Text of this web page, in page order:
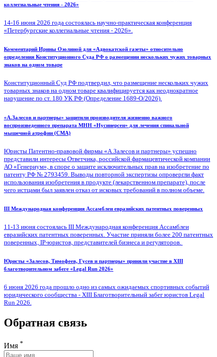
коллегиальные чтения - 2026»
14-16 июня 2026 года состоялась научно-практическая конференция
«Петербургские коллегиальные чтения - 2026».
Комментарий Ирины Озолиной для «Адвокатской газеты» относительно
определения Конституционного Суда РФ о размещении нескольких чужих товарных
знаков на одном товаре
Конституционный Суд РФ подтвердил, что размещение нескольких чужих
товарных знаков на одном товаре квалифицируется как неоднократное
нарушение по ст. 180 УК РФ (Определение 1689-О/2026).
«А.Залесов и партнеры» защитили производителя жизненно важного
воспроизведенного препарата МНН «Нусинерсен» для лечения спинальной
мышечной атрофии (СМА)
Юристы Патентно-правовой фирмы «А.Залесов и партнеры» успешно
представили интересы Ответчика, российской фармацевтической компании
АО «Генериум», в споре о защите исключительных прав на изобретение по
патенту РФ № 2793459. Выводы повторной экспертизы опровергли факт
использования изобретения в продукте (лекарственном препарате), после
чего истцами был заявлен отказ от исковых требований в полном объеме.
III Международная конференция Ассамблеи евразийских патентных поверенных
11-13 июня состоялась III Международная конференция Ассамблеи
евразийских патентных поверенных. Участие приняли более 200 патентных
поверенных, IP-юристов, представителей бизнеса и регуляторов.
Юристы «Залесов, Тимофеев, Гусев и партнеры» приняли участие в XIII
благотворительном забеге «Legal Run 2026»
6 июня 2026 года прошло одно из самых ожидаемых спортивных событий
юридического сообщества - XIII Благотворительный забег юристов Legal
Run 2026.
Обратная связь
Имя *